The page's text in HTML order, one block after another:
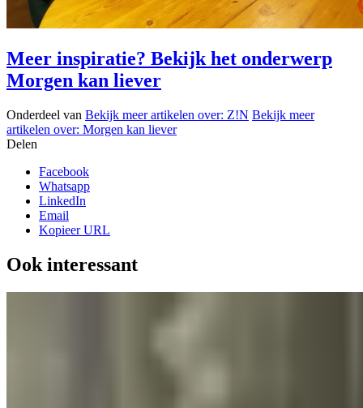
Meer inspiratie? Bekijk het onderwerp
Morgen kan liever
Onderdeel van Bekijk meer artikelen over: Z!N Bekijk meer
artikelen over: Morgen kan liever
Delen
Facebook
Whatsapp
LinkedIn
Email
Kopieer URL
Ook interessant